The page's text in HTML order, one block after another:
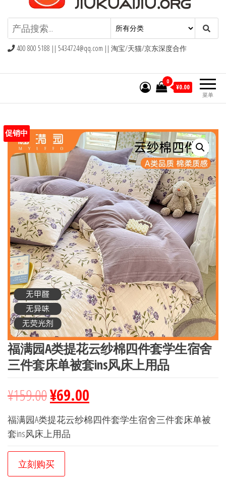
九块九包邮,9块9包邮,9.9元包邮,九
块九官网
400 800 5188 || 5434724@qq.com || 淘宝/天猫/京东深度合作
菜单
0
¥0.00
促销中
福满园A类提花云纱棉四件套学生宿舍
三件套床单被套ins风床上用品
¥159.00¥69.00
福满园A类提花云纱棉四件套学生宿舍三件套床单被
套ins风床上用品
立刻购买